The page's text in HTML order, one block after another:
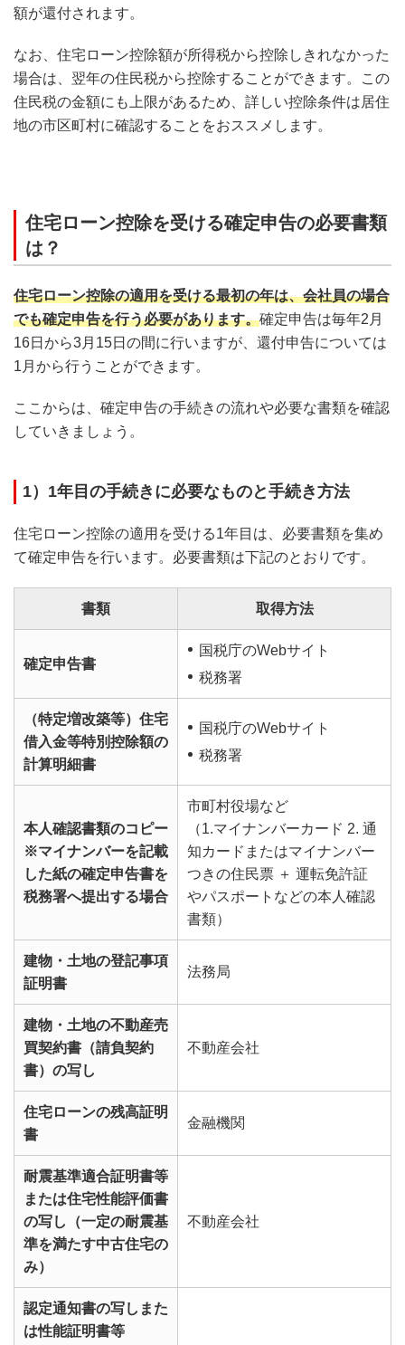
額が還付されます。
なお、住宅ローン控除額が所得税から控除しきれなかった
場合は、翌年の住民税から控除することができます。この
住民税の金額にも上限があるため、詳しい控除条件は居住
地の市区町村に確認することをおススメします。
住宅ローン控除を受ける確定申告の必要書類
は？
住宅ローン控除の適用を受ける最初の年は、会社員の場合
でも確定申告を行う必要があります。確定申告は毎年2月
16日から3月15日の間に行いますが、還付申告については
1月から行うことができます。
ここからは、確定申告の手続きの流れや必要な書類を確認
していきましょう。
1）1年目の手続きに必要なものと手続き方法
住宅ローン控除の適用を受ける1年目は、必要書類を集め
て確定申告を行います。必要書類は下記のとおりです。
書類 取得方法
確定申告書
国税庁のWebサイト
税務署
（特定増改築等）住宅
借入金等特別控除額の
計算明細書
国税庁のWebサイト
税務署
本人確認書類のコピー
※マイナンバーを記載
した紙の確定申告書を
税務署へ提出する場合
市町村役場など
（1.マイナンバーカード 2. 通
知カードまたはマイナンバー
つきの住民票 ＋ 運転免許証
やパスポートなどの本人確認
書類）
建物・土地の登記事項
証明書
法務局
建物・土地の不動産売
買契約書（請負契約
書）の写し
不動産会社
住宅ローンの残高証明
書
金融機関
耐震基準適合証明書等
または住宅性能評価書
の写し（一定の耐震基
準を満たす中古住宅の
み）
不動産会社
認定通知書の写しまた
は性能証明書等